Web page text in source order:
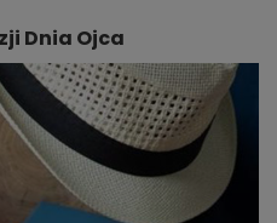
Dnia Ojca